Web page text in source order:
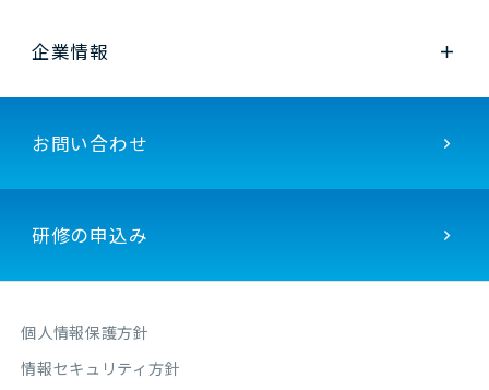
企業情報
お問い合わせ
研修の申込み
個人情報保護方針
情報セキュリティ方針